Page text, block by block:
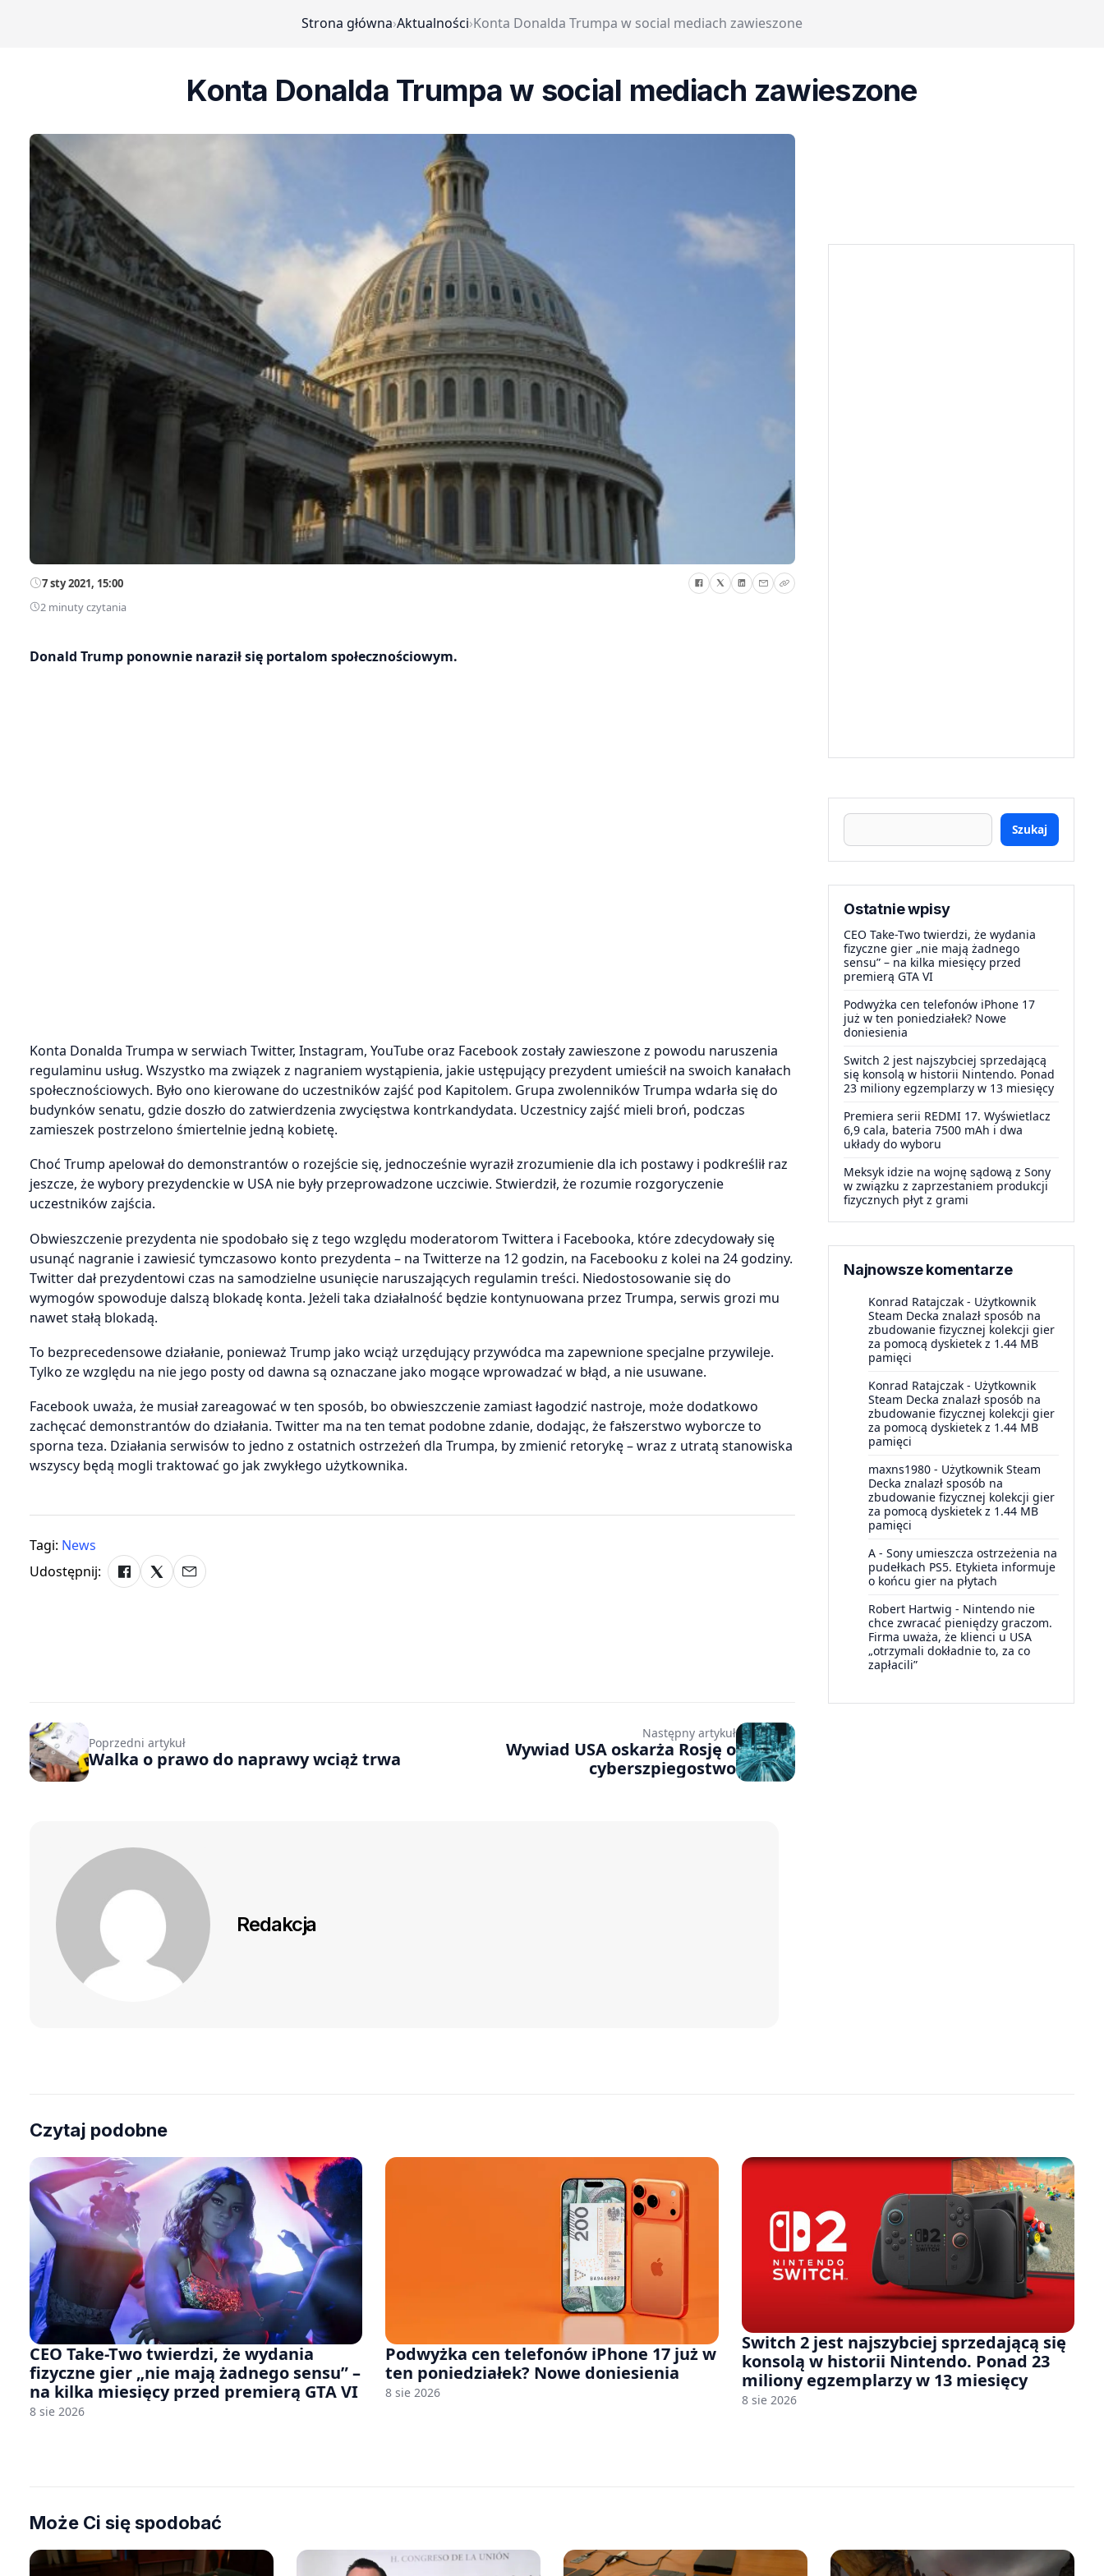
Strona główna›Aktualności›Konta Donalda Trumpa w social mediach zawieszone
Konta Donalda Trumpa w social mediach zawieszone
7 sty 2021, 15:00
2 minuty czytania
Donald Trump ponownie naraził się portalom społecznościowym.
Konta Donalda Trumpa w serwiach Twitter, Instagram, YouTube oraz Facebook zostały zawieszone z powodu naruszenia
regulaminu usług. Wszystko ma związek z nagraniem wystąpienia, jakie ustępujący prezydent umieścił na swoich kanałach
społecznościowych. Było ono kierowane do uczestników zajść pod Kapitolem. Grupa zwolenników Trumpa wdarła się do
budynków senatu, gdzie doszło do zatwierdzenia zwycięstwa kontrkandydata. Uczestnicy zajść mieli broń, podczas
zamieszek postrzelono śmiertelnie jedną kobietę.
Choć Trump apelował do demonstrantów o rozejście się, jednocześnie wyraził zrozumienie dla ich postawy i podkreślił raz
jeszcze, że wybory prezydenckie w USA nie były przeprowadzone uczciwie. Stwierdził, że rozumie rozgoryczenie
uczestników zajścia.
Obwieszczenie prezydenta nie spodobało się z tego względu moderatorom Twittera i Facebooka, które zdecydowały się
usunąć nagranie i zawiesić tymczasowo konto prezydenta – na Twitterze na 12 godzin, na Facebooku z kolei na 24 godziny.
Twitter dał prezydentowi czas na samodzielne usunięcie naruszających regulamin treści. Niedostosowanie się do
wymogów spowoduje dalszą blokadę konta. Jeżeli taka działalność będzie kontynuowana przez Trumpa, serwis grozi mu
nawet stałą blokadą.
To bezprecedensowe działanie, ponieważ Trump jako wciąż urzędujący przywódca ma zapewnione specjalne przywileje.
Tylko ze względu na nie jego posty od dawna są oznaczane jako mogące wprowadzać w błąd, a nie usuwane.
Facebook uważa, że musiał zareagować w ten sposób, bo obwieszczenie zamiast łagodzić nastroje, może dodatkowo
zachęcać demonstrantów do działania. Twitter ma na ten temat podobne zdanie, dodając, że fałszerstwo wyborcze to
sporna teza. Działania serwisów to jedno z ostatnich ostrzeżeń dla Trumpa, by zmienić retorykę – wraz z utratą stanowiska
wszyscy będą mogli traktować go jak zwykłego użytkownika.
Tagi: News
Udostępnij:
Szukaj
Ostatnie wpisy
CEO Take-Two twierdzi, że wydania
fizyczne gier „nie mają żadnego
sensu” – na kilka miesięcy przed
premierą GTA VI
Podwyżka cen telefonów iPhone 17
już w ten poniedziałek? Nowe
doniesienia
Switch 2 jest najszybciej sprzedającą
się konsolą w historii Nintendo. Ponad
23 miliony egzemplarzy w 13 miesięcy
Premiera serii REDMI 17. Wyświetlacz
6,9 cala, bateria 7500 mAh i dwa
układy do wyboru
Meksyk idzie na wojnę sądową z Sony
w związku z zaprzestaniem produkcji
fizycznych płyt z grami
Najnowsze komentarze
Konrad Ratajczak - Użytkownik
Steam Decka znalazł sposób na
zbudowanie fizycznej kolekcji gier
za pomocą dyskietek z 1.44 MB
pamięci
Konrad Ratajczak - Użytkownik
Steam Decka znalazł sposób na
zbudowanie fizycznej kolekcji gier
za pomocą dyskietek z 1.44 MB
pamięci
maxns1980 - Użytkownik Steam
Decka znalazł sposób na
zbudowanie fizycznej kolekcji gier
za pomocą dyskietek z 1.44 MB
pamięci
A - Sony umieszcza ostrzeżenia na
pudełkach PS5. Etykieta informuje
o końcu gier na płytach
Robert Hartwig - Nintendo nie
chce zwracać pieniędzy graczom.
Firma uważa, że klienci u USA
„otrzymali dokładnie to, za co
zapłacili”
Poprzedni artykuł
Walka o prawo do naprawy wciąż trwa
Następny artykuł
Wywiad USA oskarża Rosję o
cyberszpiegostwo
Redakcja
Czytaj podobne
CEO Take-Two twierdzi, że wydania
fizyczne gier „nie mają żadnego sensu” –
na kilka miesięcy przed premierą GTA VI
8 sie 2026
Podwyżka cen telefonów iPhone 17 już w
ten poniedziałek? Nowe doniesienia
8 sie 2026
Switch 2 jest najszybciej sprzedającą się
konsolą w historii Nintendo. Ponad 23
miliony egzemplarzy w 13 miesięcy
8 sie 2026
Może Ci się spodobać